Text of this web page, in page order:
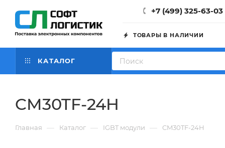
+7 (499) 325-63-03
ТОВАРЫ В НАЛИЧИИ
КАТАЛОГ
CM30TF-24H
Главная — Каталог — IGBT модули — CM30TF-24H